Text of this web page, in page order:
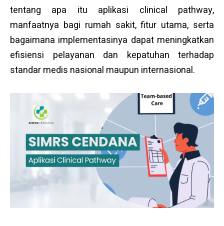
tentang apa itu aplikasi clinical pathway,
manfaatnya bagi rumah sakit, fitur utama, serta
bagaimana implementasinya dapat meningkatkan
efisiensi pelayanan dan kepatuhan terhadap
standar medis nasional maupun internasional.